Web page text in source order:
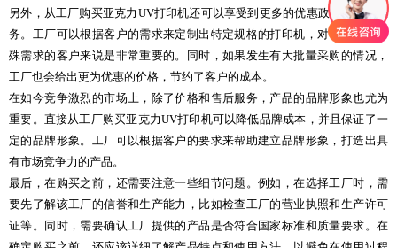
另外，从工厂购买亚克力UV打印机还可以享受到更多的优惠政策和定制服
务。工厂可以根据客户的需求来定制出特定规格的打印机，对于那些对特
殊需求的客户来说是非常重要的。同时，如果发生有大批量采购的情况，
工厂也会给出更为优惠的价格，节约了客户的成本。
在如今竞争激烈的市场上，除了价格和售后服务，产品的品牌形象也尤为
重要。直接从工厂购买亚克力UV打印机可以降低品牌成本，并且保证了一
定的品牌形象。工厂可以根据客户的要求来帮助建立品牌形象，打造出具
有市场竞争力的产品。
最后，在购买之前，还需要注意一些细节问题。例如，在选择工厂时，需
要先了解该工厂的信誉和生产能力，比如检查工厂的营业执照和生产许可
证等。同时，需要确认工厂提供的产品是否符合国家标准和质量要求。在